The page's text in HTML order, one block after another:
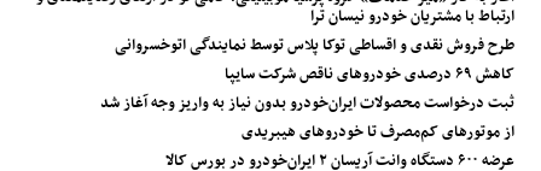
ارتباط با مشتریان خودرو نیسان ترا
طرح فروش نقدی و اقساطی توکا پلاس توسط نمایندگی اتوخسروانی
کاهش ۶۹ درصدی خودروهای ناقص شرکت سایپا
ثبت درخواست محصولات ایران‌خودرو بدون نیاز به واریز وجه آغاز شد
از موتورهای کم‌مصرف تا خودروهای هیبریدی
عرضه ۶۰۰ دستگاه وانت آریسان ۲ ایران‌خودرو در بورس کالا